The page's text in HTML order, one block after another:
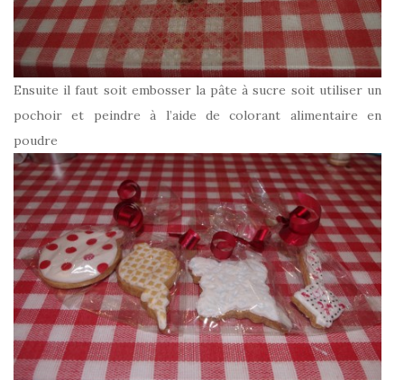
Ensuite il faut soit embosser la pâte à sucre soit utiliser un
pochoir et peindre à l’aide de colorant alimentaire en
poudre